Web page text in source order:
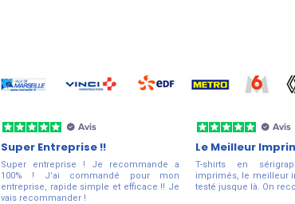
Super Entreprise !!
Super entreprise ! Je recommande a
100% ! J’ai commandé pour mon
entreprise, rapide simple et efficace !! Je
vais recommander !
Le Meilleur
T-shirts en
imprimés, le meilleur
testé jusque là. On